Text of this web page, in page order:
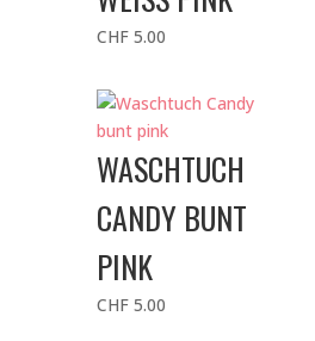
CHF5.00
WASCHTUCH
CANDY BUNT
PINK
CHF5.00